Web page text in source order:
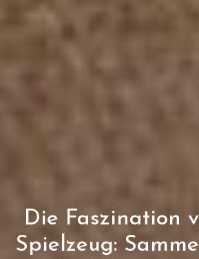
Die Faszination
Spielzeug: